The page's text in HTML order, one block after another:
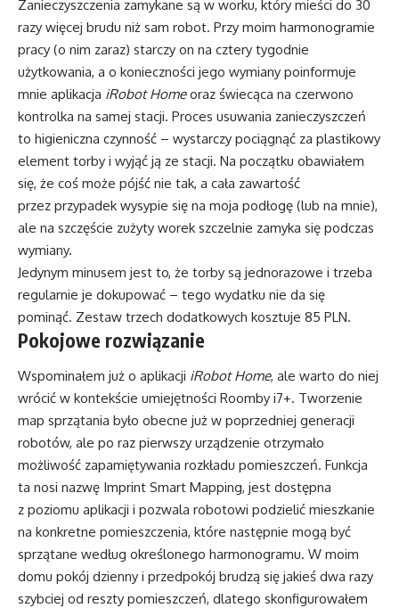
Zanieczyszczenia zamykane są w worku, który mieści do 30
razy więcej brudu niż sam robot. Przy moim harmonogramie
pracy (o nim zaraz) starczy on na cztery tygodnie
użytkowania, a o konieczności jego wymiany poinformuje
mnie aplikacja iRobot Homeoraz świecąca na czerwono
kontrolka na samej stacji. Proces usuwania zanieczyszczeń
to higieniczna czynność – wystarczy pociągnąć za plastikowy
element torby i wyjąć ją ze stacji. Na początku obawiałem
się, że coś może pójść nie tak, a cała zawartość
przez przypadek wysypie się na moja podłogę (lub na mnie),
ale na szczęście zużyty worek szczelnie zamyka się podczas
wymiany.
Jedynym minusem jest to, że torby są jednorazowe i trzeba
regularnie je dokupować – tego wydatku nie da się
pominąć. Zestaw trzech dodatkowych kosztuje 85 PLN.
Pokojowe rozwiązanie
Wspominałem już o aplikacji iRobot Home, ale warto do niej
wrócić w kontekście umiejętności Roomby i7+. Tworzenie
map sprzątania było obecne już w poprzedniej generacji
robotów, ale po raz pierwszy urządzenie otrzymało
możliwość zapamiętywania rozkładu pomieszczeń. Funkcja
ta nosi nazwę Imprint Smart Mapping, jest dostępna
z poziomu aplikacji i pozwala robotowi podzielić mieszkanie
na konkretne pomieszczenia, które następnie mogą być
sprzątane według określonego harmonogramu. W moim
domu pokój dzienny i przedpokój brudzą się jakieś dwa razy
szybciej od reszty pomieszczeń, dlatego skonfigurowałem